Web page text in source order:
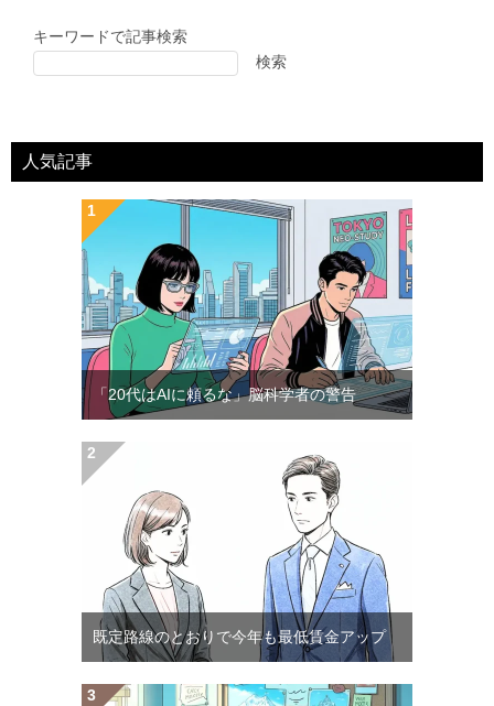
キーワードで記事検索
検索
人気記事
「20代はAIに頼るな」脳科学者の警告
既定路線のとおりで今年も最低賃金アップ